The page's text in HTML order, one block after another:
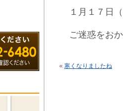
１月１７日
ご迷惑をお
« 寒くなりましたね